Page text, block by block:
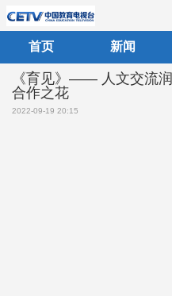
首页 新闻
《育见》—— 人文交流
合作之花
2022-09-19 20:15